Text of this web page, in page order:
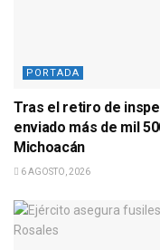
PORTADA
Tras el retiro de
enviado más de mil
Michoacán
6 AGOSTO, 2026